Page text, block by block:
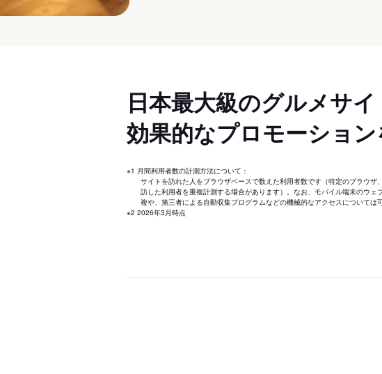
日本最大級のグルメサ
効果的なプロモーション
※1 月間利用者数の計測方法について：
サイトを訪れた人をブラウザベースで数えた利用者数です（特定のブラウザ
訪した利用者を重複計測する場合があります）。なお、モバイル端末のウェ
複や、第三者による自動収集プログラムなどの機械的なアクセスについては
※2 2026年3月時点